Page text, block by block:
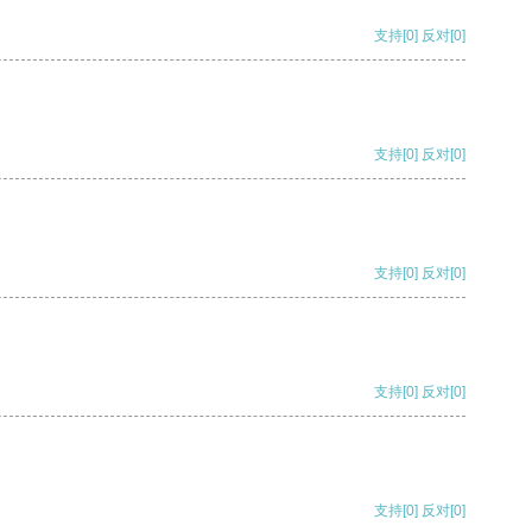
支持[0] 反对[0]
支持[0] 反对[0]
支持[0] 反对[0]
支持[0] 反对[0]
支持[0] 反对[0]